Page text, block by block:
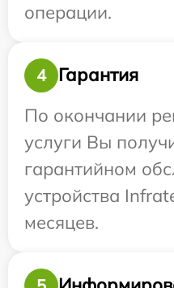
операции.
4
Гарантия
По окончании
услуги Вы
гарантийном
устройства
месяцев.